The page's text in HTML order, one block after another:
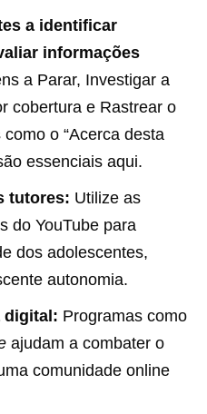
a identificar
informações
a Parar, Investigar a
cobertura e Rastrear o
o “Acerca desta
essenciais aqui.
tutores: Utilize as
do YouTube para
dos adolescentes,
autonomia.
digital: Programas como
ajudam a combater o
comunidade online